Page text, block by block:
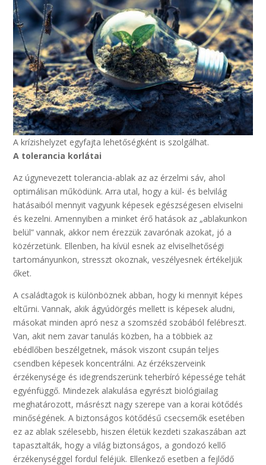
A krízishelyzet egyfajta lehetőségként is szolgálhat.
A tolerancia korlátai
Az úgynevezett tolerancia-ablak az az érzelmi sáv, ahol
optimálisan működünk. Arra utal, hogy a kül- és belvilág
hatásaiból mennyit vagyunk képesek egészségesen elviselni
és kezelni. Amennyiben a minket érő hatások az „ablakunkon
belül” vannak, akkor nem érezzük zavarónak azokat, jó a
közérzetünk. Ellenben, ha kívül esnek az elviselhetőségi
tartományunkon, stresszt okoznak, veszélyesnek értékeljük
őket.
A családtagok is különböznek abban, hogy ki mennyit képes
eltűrni. Vannak, akik ágyúdörgés mellett is képesek aludni,
másokat minden apró nesz a szomszéd szobából felébreszt.
Van, akit nem zavar tanulás közben, ha a többiek az
ebédlőben beszélgetnek, mások viszont csupán teljes
csendben képesek koncentrálni. Az érzékszerveink
érzékenysége és idegrendszerünk teherbíró képessége tehát
egyénfüggő. Mindezek alakulása egyrészt biológiailag
meghatározott, másrészt nagy szerepe van a korai kötődés
minőségének. A biztonságos kötődésű csecsemők esetében
ez az ablak szélesebb, hiszen életük kezdeti szakaszában azt
tapasztalták, hogy a világ biztonságos, a gondozó kellő
érzékenységgel fordul feléjük. Ellenkező esetben a fejlődő